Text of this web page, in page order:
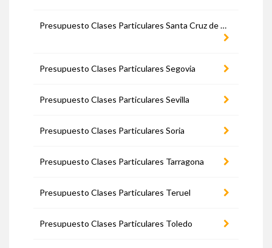
Presupuesto Clases Particulares Santa Cruz de Tenerife
Presupuesto Clases Particulares Segovia
Presupuesto Clases Particulares Sevilla
Presupuesto Clases Particulares Soria
Presupuesto Clases Particulares Tarragona
Presupuesto Clases Particulares Teruel
Presupuesto Clases Particulares Toledo